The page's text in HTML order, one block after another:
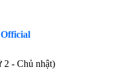
2 - Chủ nhật)